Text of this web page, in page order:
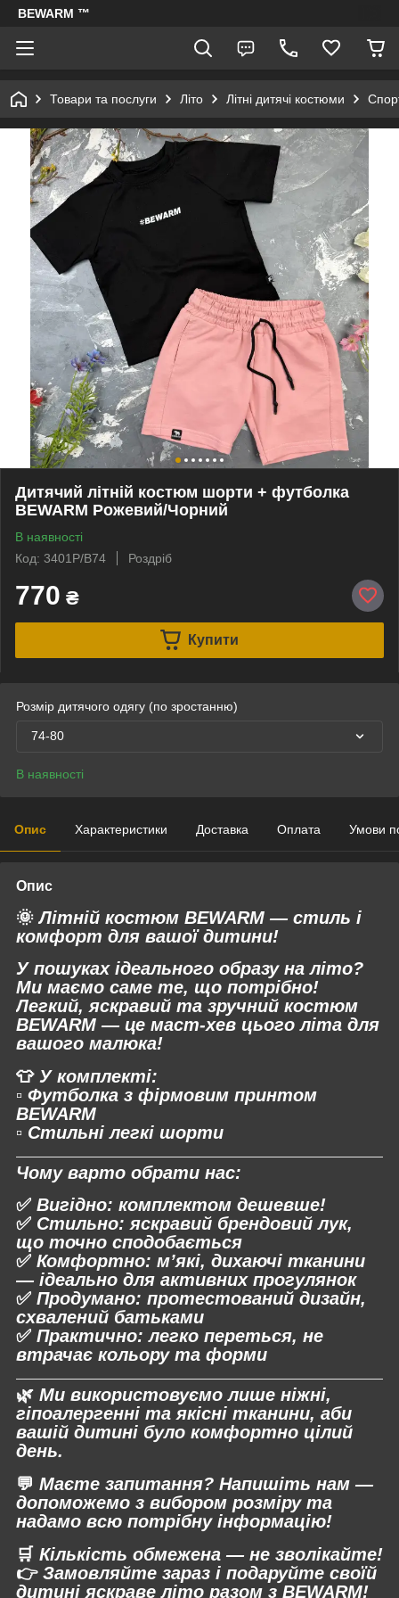
BEWARM ™
Товари та послуги Літо Літні дитячі костюми
Дитячий літній костюм шорти + футболка
BEWARM Рожевий/Чорний
В наявності
Код: 3401P/B74
Роздріб
770 ₴
Купити
Розмір дитячого одягу (по зростанню)
74-80
В наявності
Опис Характеристики Доставка Оплата Умови
Опис
🌞 Літній костюм BEWARM — стиль і
комфорт для вашої дитини!
У пошуках ідеального образу на літо?
Ми маємо саме те, що потрібно!
Легкий, яскравий та зручний костюм
BEWARM — це маст-хев цього літа для
вашого малюка!
👕У комплекті:
▫️ Футболка з фірмовим принтом
BEWARM
▫️ Стильні легкі шорти
Чому варто обрати нас:
✅ Вигідно: комплектом дешевше!
✅ Стильно: яскравий брендовий лук,
що точно сподобається
✅ Комфортно: м’які, дихаючі тканини
— ідеально для активних прогулянок
✅ Продумано: протестований дизайн,
схвалений батьками
✅ Практично: легко переться, не
втрачає кольору та форми
🌿 Ми використовуємолише ніжні,
гіпоалергенні та якісні тканини, аби
вашій дитині було комфортно цілий
день.
💬 Маєте запитання? Напишіть нам —
допоможемо з вибором розміру та
надамо всю потрібну інформацію!
🛒 Кількість обмежена — не зволікайте!
👉 Замовляйте зараз і подаруйте своїй
дитині яскраве літо разом з BEWARM!